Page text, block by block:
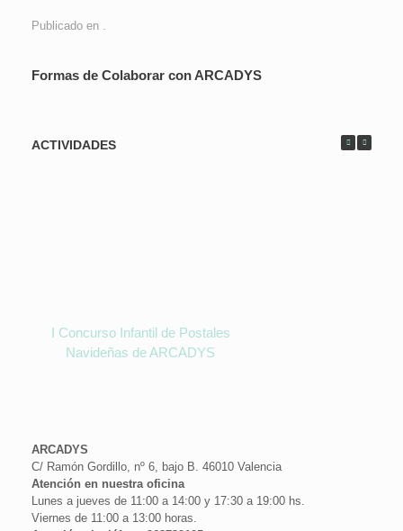
Publicado en .
Formas de Colaborar con ARCADYS
ACTIVIDADES
I Concurso Infantil de Postales
Navideñas de ARCADYS
ARCADYS
C/ Ramón Gordillo, nº 6, bajo B. 46010 Valencia
Atención en nuestra oficina
Lunes a jueves de 11:00 a 14:00 y 17:30 a 19:00 hs.
Viernes de 11:00 a 13:00 horas.